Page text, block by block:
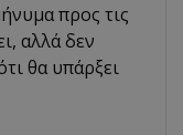
προς τις
αλλά δεν
θα υπάρξει